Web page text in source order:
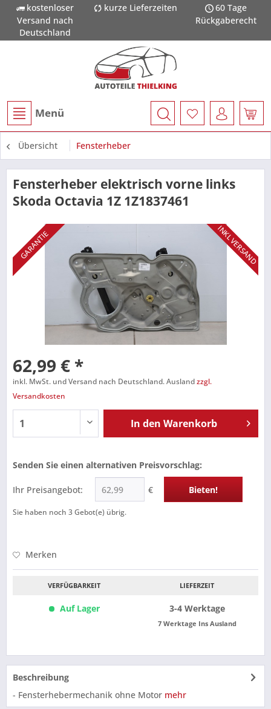
kostenloser
Versand nach
Deutschland
kurze Lieferzeiten
60 Tage
Rückgaberecht
Menü
Übersicht Fensterheber
Fensterheber elektrisch vorne links
Skoda Octavia 1Z 1Z1837461
GARANTIE INKL VERSAND
62,99 € *
inkl. MwSt. und Versand nach Deutschland. Auslandzzgl.
Versandkosten
In den Warenkorb
Senden Sie einen alternativen Preisvorschlag:
Ihr Preisangebot: € Bieten!
Sie haben noch 3Gebot(e) übrig.
Merken
VERFÜGBARKEIT
Auf Lager
LIEFERZEIT
3-4 Werktage
7 Werktage Ins Ausland
Beschreibung
- Fensterhebermechanik ohne Motor mehr